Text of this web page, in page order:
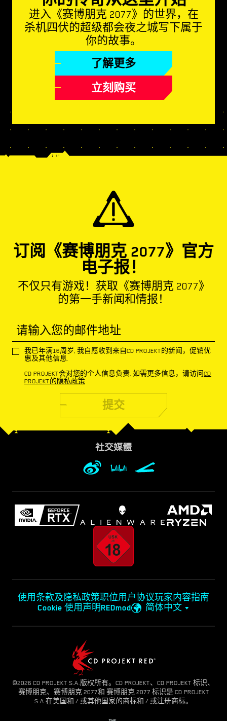
进入《赛博朋克 2077》的世界，在
杀机四伏的超级都会夜之城写下属于
你的故事。
了解更多
立刻购买
订阅《赛博朋克 2077》官方
电子报！
不仅只有游戏！获取《赛博朋克 2077》
的第一手新闻和情报！
请输入您的邮件地址
我已年满16周岁, 我自愿收到来自CD PROJEKT的新闻，促销优
惠及其他信息.
CD PROJEKT会对您的个人信息负责. 如需更多信息，请访问 CD
PROJEKT的隐私政策
提交
社交媒體
使用条款及隐私政策职位用户协议玩家内容指南
Cookie 使用声明REDmod 简体中文
©2026 CD PROJEKT S.A.版权所有。CD PROJEKT、CD PROJEKT 标识、
赛博朋克、赛博朋克 2077和 赛博朋克 2077 标识是 CD PROJEKT
S.A.在美国和 / 或其他国家的商标和 / 或注册商标。